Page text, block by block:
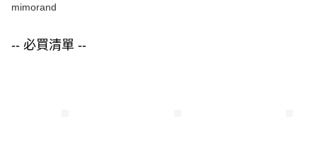
mimorand
-- 必買清單 --